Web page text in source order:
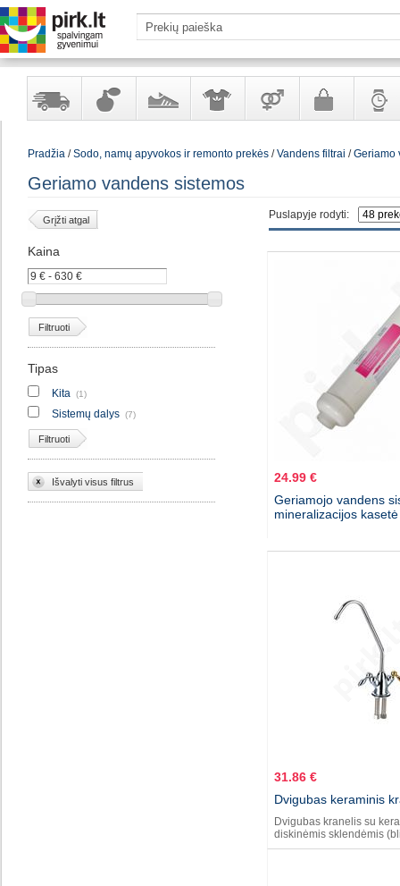
Yra
Kvepalai
kosmetika
Avalynė Apranga
aksesuarai
Prekės
Galanterija
Pradžia/Sodo, namų apyvokos ir remonto prekės/Vandens filtrai /Geriamo
Geriamo vandens sistemos
Puslapyje rodyti:
Grįžti atgal
Kaina
Filtruoti
Tipas
Kita (1)
Sistemų dalys (7)
Filtruoti
Išvalyti visus filtrus
24.99 €
Geriamojo vandens
mineralizacijos
31.86 €
Dvigubas keraminis
Dvigubas kranelis su
diskinėmis sklendėmis